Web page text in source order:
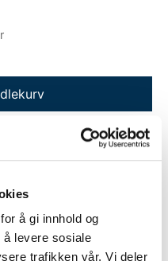
å gi innhold og
å levere sosiale
trafikken vår. Vi deler